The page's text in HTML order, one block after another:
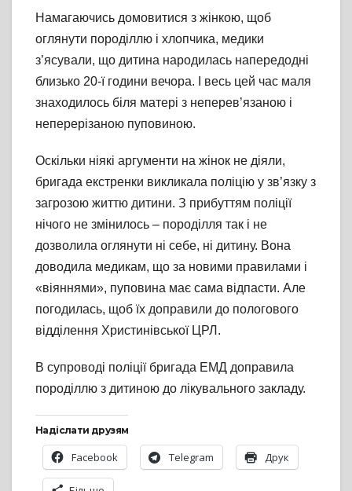
Намагаючись домовитися з жінкою, щоб
оглянути породіллю і хлопчика, медики
з’ясували, що дитина народилась напередодні
близько 20-ї години вечора. І весь цей час маля
знаходилось біля матері з неперев’язаною і
неперерізаною пуповиною.
Оскільки ніякі аргументи на жінок не діяли,
бригада екстренки викликала поліцію у зв’язку з
загрозою життю дитини. З прибуттям поліції
нічого не змінилось – породілля так і не
дозволила оглянути ні себе, ні дитину. Вона
доводила медикам, що за новими правилами і
«віяннями», пуповина має сама відпасти. Але
погодилась, щоб їх доправили до пологового
відділення Христинівської ЦРЛ.
В супроводі поліції бригада ЕМД доправила
породіллю з дитиною до лікувального закладу.
Надіслати друзям
Facebook Telegram Друк